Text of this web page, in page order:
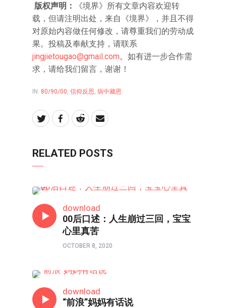
版权声明：
《境界》所有文章内容欢迎转
载，但请注明出处，来自《境界》，并且不得
对原始内容做任何修改，请尊重我们的劳动成
果。投稿及奉献支持，请联系
jingjietougao@gmail.com。如有进一步合作需
求，请给我们留言，谢谢！
IN: 80/90/00, 信仰反思, 病中藏恩
RELATED POSTS
download
00后口述：人生崩过三回，宝宝
心里真苦
OCTOBER 8, 2020
download
“前浪”妈妈有话说